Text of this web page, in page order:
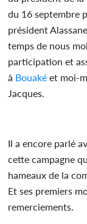
du 16 septembre
président
temps de nous
participation et
à Bouaké et moi-
Jacques.
Il a encore parlé
cette campagne
hameaux de la
Et ses premiers
remerciements.